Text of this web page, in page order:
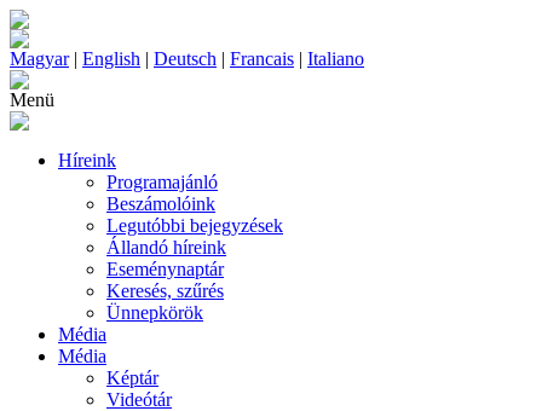
Magyar| English | Deutsch | Francais | Italiano
Menü
Híreink
Programajánló
Beszámolóink
Legutóbbi bejegyzések
Állandó híreink
Eseménynaptár
Keresés, szűrés
Ünnepkörök
Média
Média
Képtár
Videótár